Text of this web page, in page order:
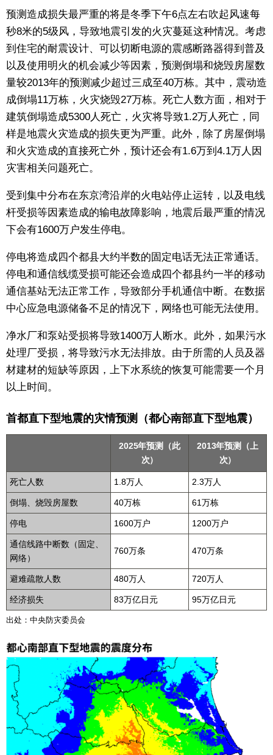
SNS
预测造成损失最严重的将是冬季下午6点左右吹起风速每
秒8米的5级风，导致地震引发的火灾蔓延这种情况。考虑
到住宅的耐震设计、可以切断电源的震感断路器得到普及
以及使用明火的机会减少等因素，预测倒塌和烧毁房屋数
量较2013年的预测减少超过三成至40万栋。其中，震动造
成倒塌11万栋，火灾烧毁27万栋。死亡人数方面，相对于
建筑倒塌造成5300人死亡，火灾将导致1.2万人死亡，同
样是地震火灾造成的损失更为严重。此外，除了房屋倒塌
和火灾造成的直接死亡外，预计还会有1.6万到4.1万人因
灾害相关问题死亡。
受到集中分布在东京湾沿岸的火电站停止运转，以及电线
杆受损等因素造成的输电故障影响，地震后最严重的情况
下会有1600万户发生停电。
停电将造成四个都县大约半数的固定电话无法正常通话。
停电和通信线缆受损可能还会造成四个都县约一半的移动
通信基站无法正常工作，导致部分手机通信中断。在数据
中心应急电源储备不足的情况下，网络也可能无法使用。
净水厂和泵站受损将导致1400万人断水。此外，如果污水
处理厂受损，将导致污水无法排放。由于所需的人员及器
材建材的短缺等原因，上下水系统的恢复可能需要一个月
以上时间。
首都直下型地震的灾情预测（都心南部直下型地震）
2025年预测（此
次）
2013年预测（上
次）
死亡人数 1.8万人 2.3万人
倒塌、烧毁房屋数 40万栋 61万栋
停电 1600万户 1200万户
通信线路中断数（固定、
网络）
760万条 470万条
避难疏散人数 480万人 720万人
经济损失 83万亿日元 95万亿日元
出处：中央防灾委员会